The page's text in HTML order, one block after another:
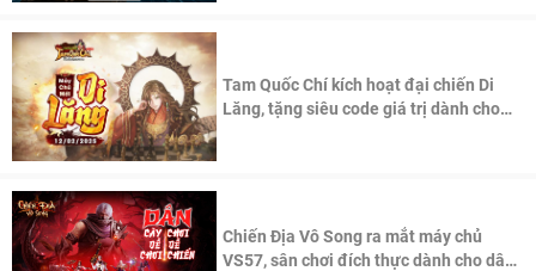
Tam Quốc Chí kích hoạt đại chiến Di
Lăng, tặng siêu code giá trị dành cho
Chiến Địa Vô Song ra mắt máy chủ
VS57, sân chơi đích thực dành cho dân